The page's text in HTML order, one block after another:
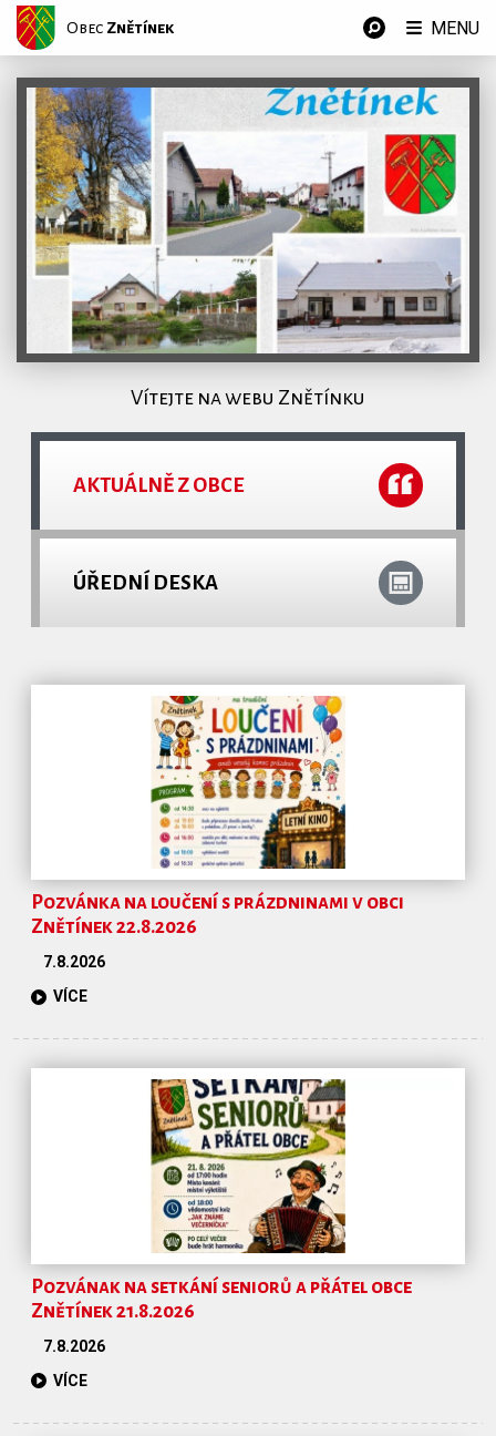
Vítejte na webu Znětínku
AKTUÁLNĚ Z OBCE
ÚŘEDNÍ DESKA
Pozvánka na loučení s prázdninami v obci
Znětínek 22.8.2026
7.8.2026
VÍCE
Pozvának na setkání seniorů a přátel obce
Znětínek 21.8.2026
7.8.2026
VÍCE
Obec Znětínek MENU